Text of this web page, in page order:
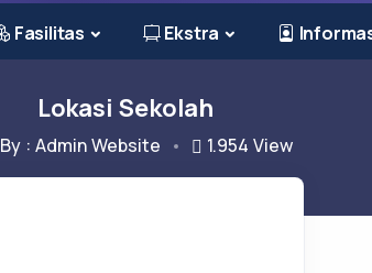
Fasilitas Ekstra
Lokasi Sekolah
By : Admin Website 1.954 View